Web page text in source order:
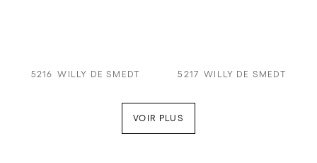
5216 WILLY DE SMEDT 5217 WILLY DE SMEDT
VOIR PLUS